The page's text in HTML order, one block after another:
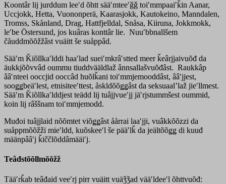
Koontâr lij jurddum leeʹd õhtt sääʹmteeʹǧǧ toiʹmmpaaiʹǩin Aanar,
Uccjokk, Hetta, Vuononperä, Kaarasjokk, Kautokeino, Manndalen,
Tromss, Skånland, Drag, Hattfjelldal, Snåsa, Kiiruna, Jokkmokk,
leʹbe Östersund, jos kuâras konttâr lie. Nuuʹbbnallšem
čåuddmõõžžâst vuäitt še suåppâd.
Sääʹm Ǩiõllkaʹlddi haaʹlad sueiʹmkrâʹstted meer ǩeârjjaivuõđ da
äukkjõõvvâd oummu tiuddvääldlaž ânnsallašvuõđâst. Raukkâp
ââʹnteei ooccjid ooccâd huõlǩani toiʹmmjemooddâst, ââʹjjest,
sooǥǥbeäʹlest, etnisiteeʹttest, åskldõõǥǥâst da seksuaalʼlaž jieʹllmest.
Sääʹm Ǩiõllkaʹlddjest teädd lij tuâjjvueʹjj jäʹrjstummšest oummid,
koin lij râššnam toiʹmmjemodd.
Muđoi tuâjjlaid nõõmtet viõǥǥâst åårrai laaʹjji, vuâkkõõzzi da
suåppmõõžži mieʹldd, kuõskeeʹl še pääʹlǩ da jeältõõǥǥ di kuuđ
määnpââʹj ǩiččlõddâmääiʹj.
Teâđstõõllmõõžž
Tääʹrǩab teâđaid veeʹrj pirr vuäitt vuäǯǯad vääʹldeeʹl õhttvuõđ: